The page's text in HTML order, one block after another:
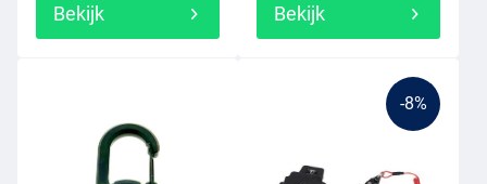
Bekijk Bekijk
-8%